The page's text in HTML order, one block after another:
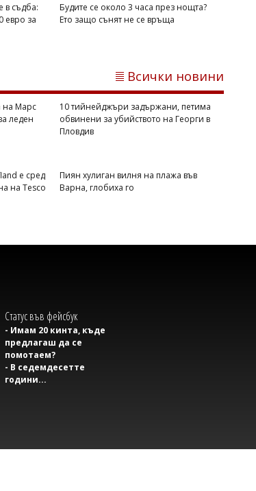
10 тийнейджъри задържани, петима
обвинени за убийството на Георги в
Михаил ДИМИТРОВ
в съдба:
евро за
Будите се около 3 часа през нощта?
Ето защо сънят не се връща
Всички новини
на Марс
леден
10 тийнейджъри задържани, петима
обвинени за убийството на Георги в
Пловдив
е сред
на Tesco
Пиян хулиган вилня на плажа във
Варна, глобиха го
Статус във фейсбук
- Имам 20 кинта, къде
предлагаш да се
помотаем?
- В седемдесетте
години...